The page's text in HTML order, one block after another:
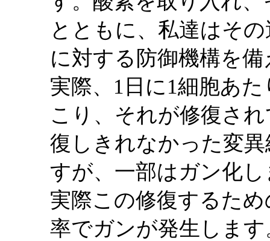
とともに、私達はそ
に対する防御機構を
実際、1日に1細胞あ
こり、それが修復さ
復しきれなかった変
すが、一部はガン化
実際この修復するた
率でガンが発生しま